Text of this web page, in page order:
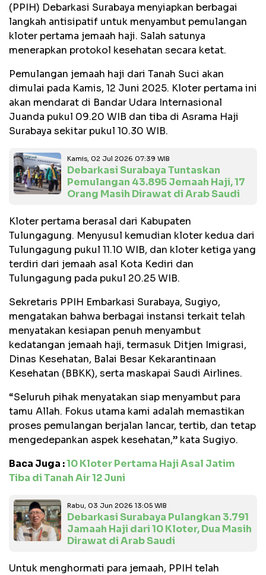
(PPIH) Debarkasi Surabaya menyiapkan berbagai
langkah antisipatif untuk menyambut pemulangan
kloter pertama jemaah haji. Salah satunya
menerapkan protokol kesehatan secara ketat.
Pemulangan jemaah haji dari Tanah Suci akan
dimulai pada Kamis, 12 Juni 2025. Kloter pertama ini
akan mendarat di Bandar Udara Internasional
Juanda pukul 09.20 WIB dan tiba di Asrama Haji
Surabaya sekitar pukul 10.30 WIB.
Kamis, 02 Jul 2026 07:39 WIB
Debarkasi Surabaya Tuntaskan
Pemulangan 43.895 Jemaah Haji, 17
Orang Masih Dirawat di Arab Saudi
Kloter pertama berasal dari Kabupaten
Tulungagung. Menyusul kemudian kloter kedua dari
Tulungagung pukul 11.10 WIB, dan kloter ketiga yang
terdiri dari jemaah asal Kota Kediri dan
Tulungagung pada pukul 20.25 WIB.
Sekretaris PPIH Embarkasi Surabaya, Sugiyo,
mengatakan bahwa berbagai instansi terkait telah
menyatakan kesiapan penuh menyambut
kedatangan jemaah haji, termasuk Ditjen Imigrasi,
Dinas Kesehatan, Balai Besar Kekarantinaan
Kesehatan (BBKK), serta maskapai Saudi Airlines.
“Seluruh pihak menyatakan siap menyambut para
tamu Allah. Fokus utama kami adalah memastikan
proses pemulangan berjalan lancar, tertib, dan tetap
mengedepankan aspek kesehatan,” kata Sugiyo.
Baca Juga :10 Kloter Pertama Haji Asal Jatim
Tiba di Tanah Air 12 Juni
Rabu, 03 Jun 2026 13:05 WIB
Debarkasi Surabaya Pulangkan 3.791
Jamaah Haji dari 10 Kloter, Dua Masih
Dirawat di Arab Saudi
Untuk menghormati para jemaah, PPIH telah